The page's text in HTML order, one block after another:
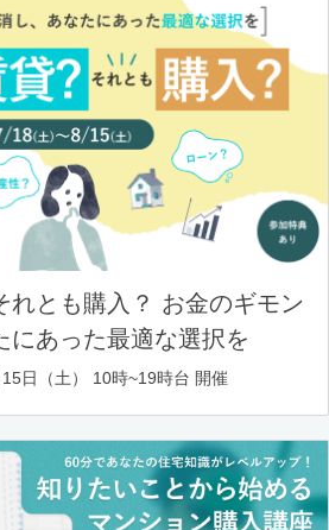
れとも購入？ お金のギモン
にあった最適な選択を
日（土） 10時~19時台 開催